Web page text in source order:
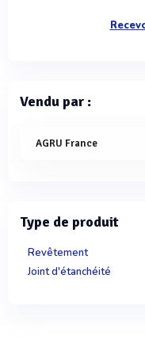
Vendu par :
AGRU France
Type de produit
Revêtement
Joint d'étanchéité